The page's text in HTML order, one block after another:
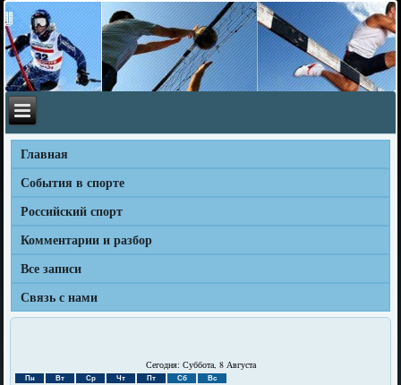
Главная
События в спорте
Российский спорт
Комментарии и разбор
Все записи
Связь с нами
Сегодня: Суббота, 8 Августа
Пн Вт Ср Чт Пт Сб Вс